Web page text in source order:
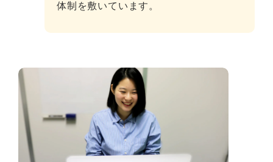
体制を敷いています。